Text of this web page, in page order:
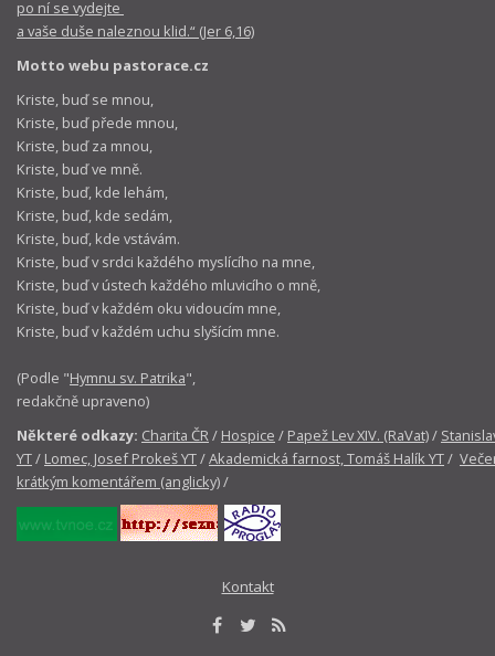
po ní se vydejte
a vaše duše naleznou klid.“ (Jer 6,16)
Motto webu pastorace.cz
Kriste, buď se mnou,
Kriste, buď přede mnou,
Kriste, buď za mnou,
Kriste, buď ve mně.
Kriste, buď, kde lehám,
Kriste, buď, kde sedám,
Kriste, buď, kde vstávám.
Kriste, buď v srdci každého myslícího na mne,
Kriste, buď v ústech každého mluvicího o mně,
Kriste, buď v každém oku vidoucím mne,
Kriste, buď v každém uchu slyšícím mne.
(Podle "Hymnu sv. Patrika",
redakčně upraveno)
Některé odkazy: Charita ČR/ Hospice / Papež Lev XIV. (RaVat)/
YT/ Lomec, Josef Prokeš YT/Akademická farnost, Tomáš Halík YT/
krátkým komentářem (anglicky)/
Kontakt